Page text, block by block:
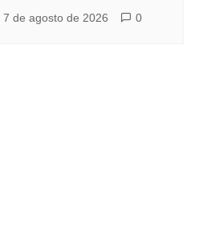
7 de agosto de 2026 0